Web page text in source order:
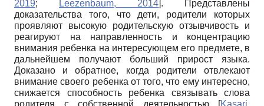
2019; Leezenbaum, 2014]. Представлены
доказательства того, что дети, родители которых
проявляют высокую родительскую отзывчивость и
реагируют на направленность и концентрацию
внимания ребенка на интересующем его предмете, в
дальнейшем получают больший прирост языка.
Доказано и обратное, когда родители отвлекают
внимание своего ребенка от того, что ему интересно,
снижается способность ребенка связывать слова